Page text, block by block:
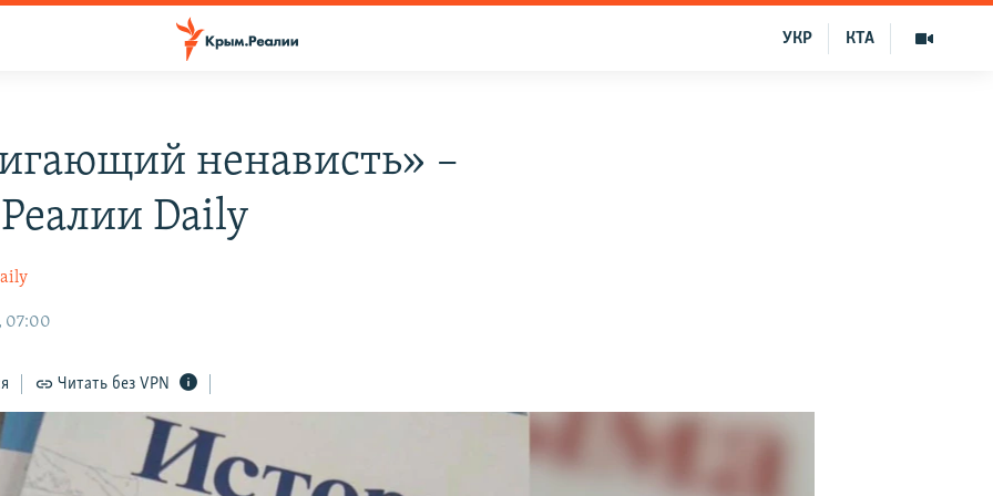
КТА
УКР
ненависть» –
Daily
07:00
Читать без VPN